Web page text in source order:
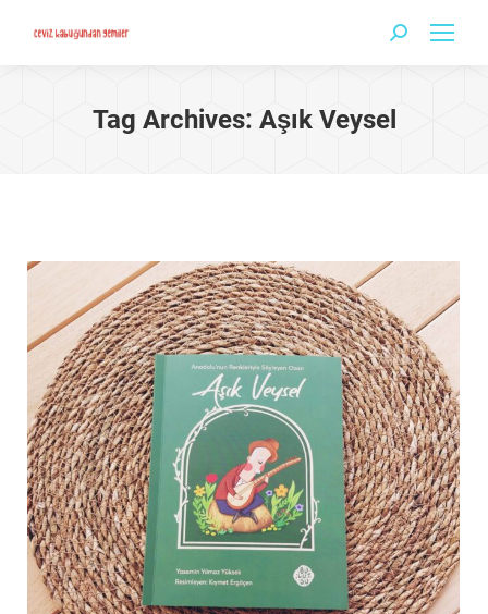
Search:
Tag Archives: Aşık Veysel